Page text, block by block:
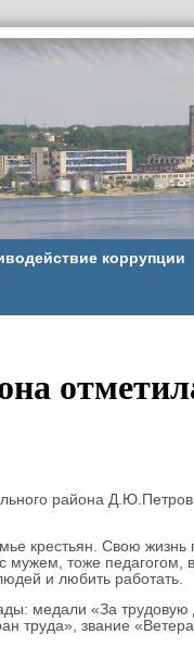
коррупции
района
крестьян. Свою
мужем, тоже педагогом,
и любить работать.
медали «За трудовую
труда», звание